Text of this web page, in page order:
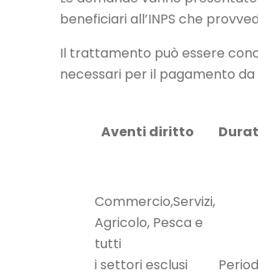
beneficiari all’INPS che
Il trattamento può essere
necessari per il pagamento da
Aventi diritto
Commercio,Servizi,
Agricolo, Pesca e
tutti
i settori esclusi